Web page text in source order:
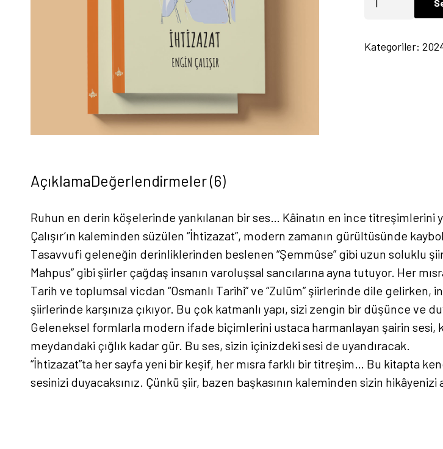
Çalışır
Kategoriler:
AçıklamaDeğerlendirmeler (6)
Ruhun en derin köşelerinde yankılanan bir ses… Kâinatın en ince titreşimlerini
Çalışır’ın kaleminden süzülen “İhtizazat”, modern zamanın gürültüsünde
Tasavvufi geleneğin derinliklerinden beslenen “Şemmûse” gibi uzun soluklu
Mahpus” gibi şiirler çağdaş insanın varoluşsal sancılarına ayna tutuyor. Her
Tarih ve toplumsal vicdan “Osmanlı Tarihi” ve “Zulüm” şiirlerinde dile gelirken,
şiirlerinde karşınıza çıkıyor. Bu çok katmanlı yapı, sizi zengin bir düşünce ve
Geleneksel formlarla modern ifade biçimlerini ustaca harmanlayan şairin
meydandaki çığlık kadar gür. Bu ses, sizin içinizdeki sesi de uyandıracak.
“İhtizazat”ta her sayfa yeni bir keşif, her mısra farklı bir titreşim… Bu kitapta
sesinizi duyacaksınız. Çünkü şiir, bazen başkasının kaleminden sizin hikâyenizi